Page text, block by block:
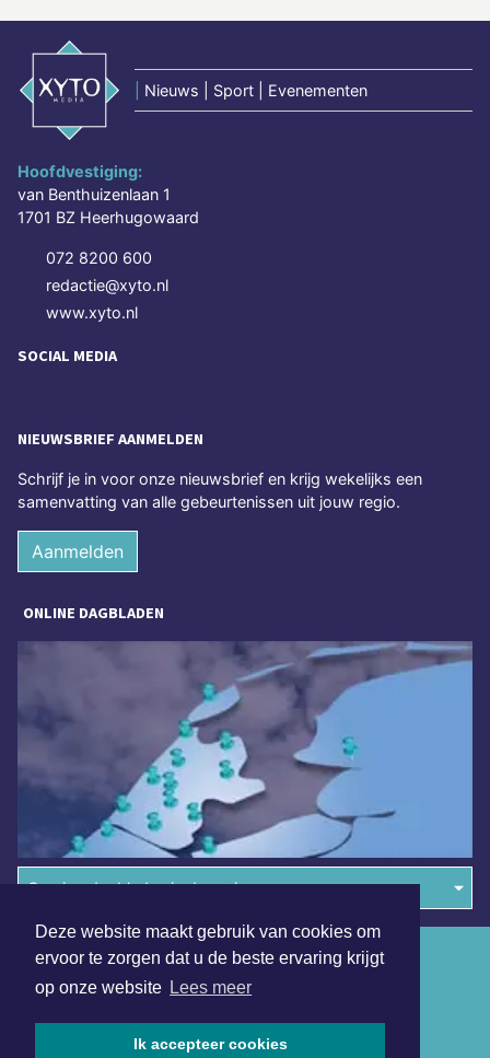
Deze website maakt gebruik van cookies om
ervoor te zorgen dat u de beste ervaring krijgt
op onze website Lees meer
Ik accepteer cookies
Nieuws | Sport | Evenementen
Hoofdvestiging:
van Benthuizenlaan 1
1701 BZ Heerhugowaard
072 8200 600
redactie@xyto.nl
www.xyto.nl
SOCIAL MEDIA
NIEUWSBRIEF AANMELDEN
Schrijf je in voor onze nieuwsbrief en krijg wekelijks een
samenvatting van alle gebeurtenissen uit jouw regio.
Aanmelden
ONLINE DAGBLADEN
Overige dagbladen in de regio
Algemene voorwaarden
Disclaimer